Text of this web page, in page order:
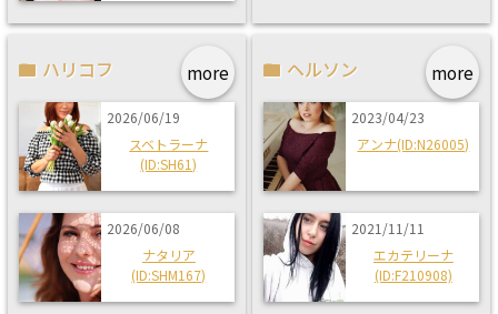
more
ハリコフ
2026/06/19
スベトラーナ
(ID:SH61)
2026/06/08
ナタリア
(ID:SHM167)
more
ヘルソン
2023/04/23
アンナ(ID:N26005)
2021/11/11
エカテリーナ
(ID:F210908)